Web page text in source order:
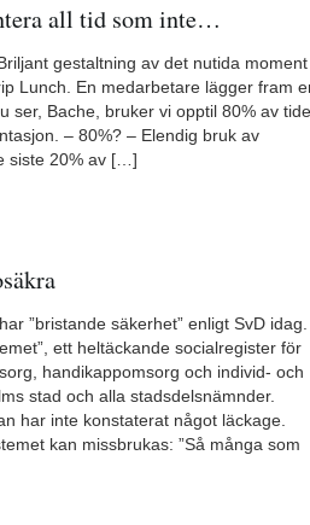
all tid som inte…
gestaltning av det nutida moment
Lunch. En medarbetare lägger fram
ser, Bache, bruker vi opptil 80% av
– 80%? – Elendig bruk av
siste 20% av […]
”bristande säkerhet” enligt SvD idag.
ett heltäckande socialregister för
handikappomsorg och individ- och
stad och alla stadsdelsnämnder.
har inte konstaterat något läckage.
kan missbrukas: ”Så många som